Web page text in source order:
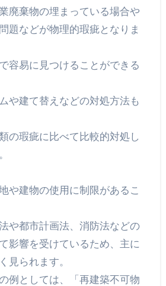
廃棄物の埋まっている場合や
題などが物理的瑕疵となりま
容易に見つけることができる
や建て替えなどの対処方法も
の瑕疵に比べて比較的対処し
や建物の使用に制限があるこ
や都市計画法、消防法などの
影響を受けているため、主に
見られます。
例としては、「再建築不可物